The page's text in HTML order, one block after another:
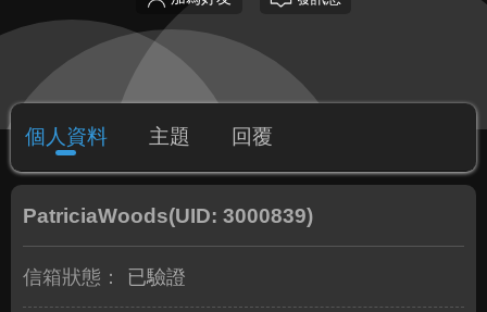
個人資料 主題 回覆
PatriciaWoods(UID: 3000839)
信箱狀態： 已驗證